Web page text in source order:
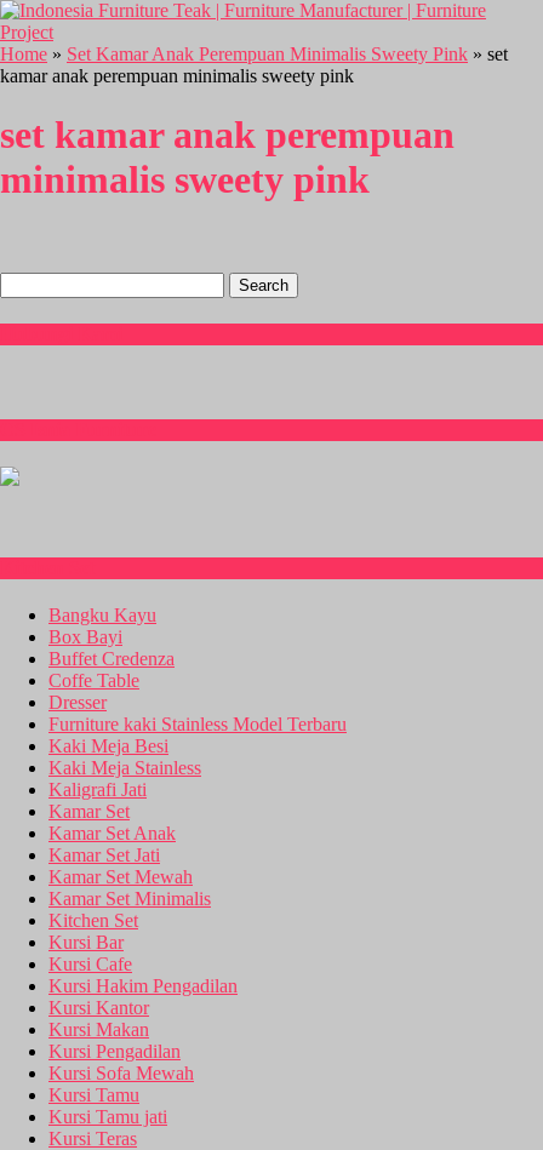
Home » Set Kamar Anak Perempuan Minimalis Sweety Pink » set
kamar anak perempuan minimalis sweety pink
set kamar anak perempuan
minimalis sweety pink
for:
Bangku Kayu
Box Bayi
Buffet Credenza
Coffe Table
Dresser
Furniture kaki Stainless Model Terbaru
Kaki Meja Besi
Kaki Meja Stainless
Kaligrafi Jati
Kamar Set
Kamar Set Anak
Kamar Set Jati
Kamar Set Mewah
Kamar Set Minimalis
Kitchen Set
Kursi Bar
Kursi Cafe
Kursi Hakim Pengadilan
Kursi Kantor
Kursi Makan
Kursi Pengadilan
Kursi Sofa Mewah
Kursi Tamu
Kursi Tamu jati
Kursi Teras